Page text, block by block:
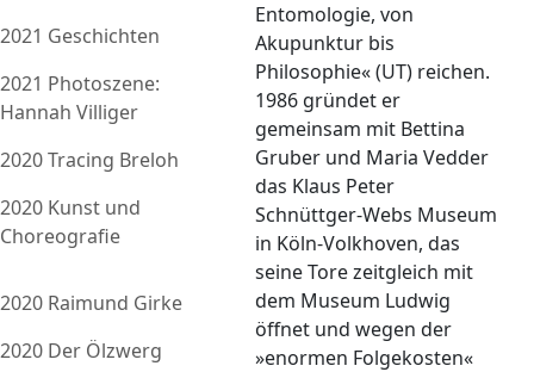
2021 Geschichten
2021 Photoszene:
Hannah Villiger
2020 Tracing Breloh
2020 Kunst und
Choreografie
2020 Raimund Girke
2020 Der Ölzwerg
Entomologie, von
Akupunktur bis
Philosophie« (UT) reichen.
1986 gründet er
gemeinsam mit Bettina
Gruber und Maria Vedder
das Klaus Peter
Schnüttger-Webs Museum
in Köln-Volkhoven, das
seine Tore zeitgleich mit
dem Museum Ludwig
öffnet und wegen der
»enormen Folgekosten«